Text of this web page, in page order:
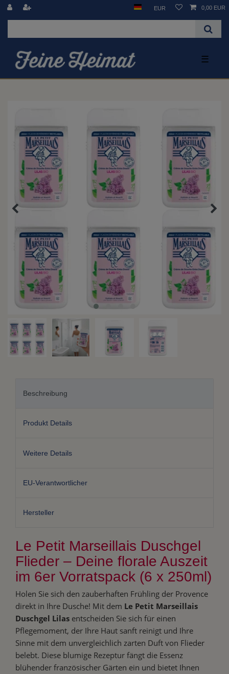
EUR 0,00 EUR
☰
Beschreibung
Produkt Details
Weitere Details
EU-Verantwortlicher
Hersteller
Le Petit Marseillais Duschgel
Flieder – Deine florale Auszeit
im 6er Vorratspack (6 x 250ml)
Holen Sie sich den zauberhaften Frühling der Provence
direkt in Ihre Dusche! Mit dem Le Petit Marseillais
Duschgel Lilas entscheiden Sie sich für einen
Pflegemoment, der Ihre Haut sanft reinigt und Ihre
Sinne mit dem unvergleichlich zarten Duft von Flieder
belebt. Diese blumige Rezeptur fängt die Essenz
blühender französischer Gärten ein und bietet Ihnen